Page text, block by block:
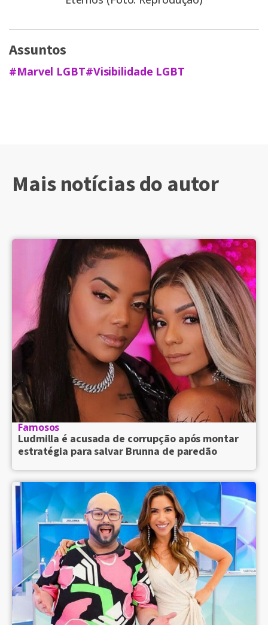
Assuntos
#Marvel LGBT#Visibilidade LGBT
Mais notícias do autor
Famosos
Ludmilla é acusada de corrupção após montar
estratégia para salvar Brunna de paredão